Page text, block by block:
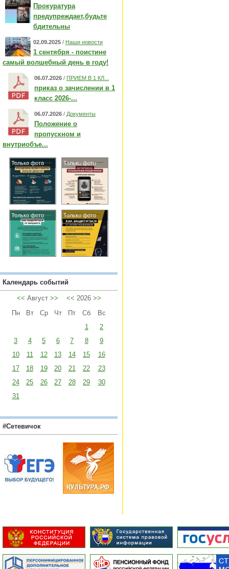
Прокуратура
предупреждает,будьте
бдительны
02.09.2025 / Наши новости
1 сентября - поистине
самый волшебный день в году!
06.07.2026 / ПРИЕМ В 1 КЛ...
приказ о зачислении в 1
класс 2026-...
06.07.2026 / Документы
Положение о
пропускном и
внутриобъе...
Только фото Только фото
Только фото Только фото
Календарь событий
<< Август >> << 2026 >>
Пн
Вт Ср Чт Пт Сб
Вс
1
2
3
4 5 6 7 8
9
10
11 12 13 14 15
16
17
18 19 20 21 22
23
24
25 26 27 28 29
30
31
#Сетевичок